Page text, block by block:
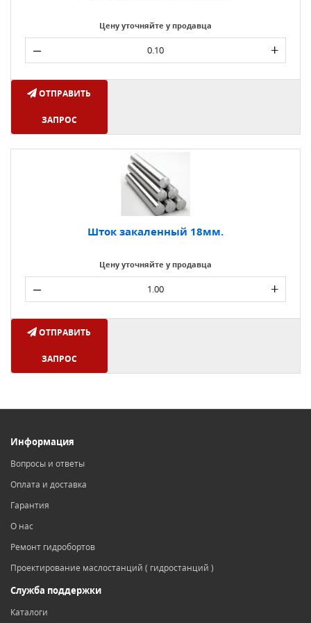
Цену уточняйте у продавца
– +
ОТПРАВИТЬ
ЗАПРОС
Шток закаленный 18мм.
Цену уточняйте у продавца
– +
ОТПРАВИТЬ
ЗАПРОС
Информация
Вопросы и ответы
Оплата и доставка
Гарантия
О нас
Ремонт гидробортов
Проектирование маслостанций ( гидростанций )
Служба поддержки
Каталоги